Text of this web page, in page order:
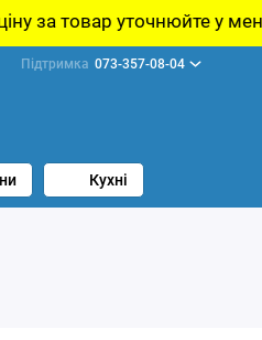
у менеджера!
Підтримка 073-357-08-04
Кухні